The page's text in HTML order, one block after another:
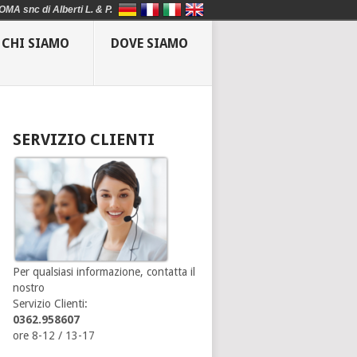
CHI SIAMO DOVE SIAMO
SERVIZIO CLIENTI
Per qualsiasi informazione, contatta il
nostro
Servizio Clienti:
0362.958607
ore 8-12 / 13-17
snc di Alberti L. & P.